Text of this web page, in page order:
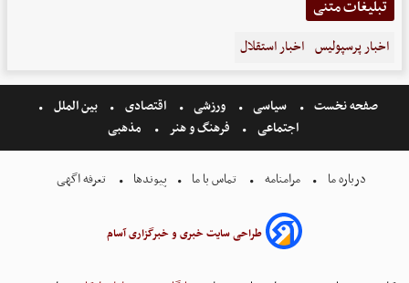
تبلیغات متنی
اخبار پرسپولیس اخبار استقلال
صفحه نخست سیاسی ورزشی اقتصادی
بین الملل
اجتماعی
فرهنگ و هنر مذهبی
درباره ما مرامنامه تماس با ما پیوندها تعرفه اگهی
طراحی سایت خبری و خبرگزاری آسام